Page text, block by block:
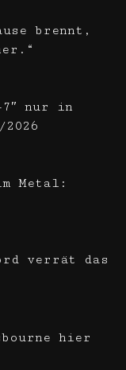
brennt,
nur in
2026
Metal:
verrät das
hier